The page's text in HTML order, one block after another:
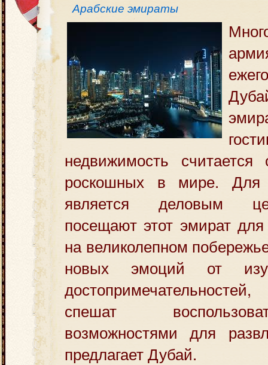
Арабские эмираты
недвижимость
роскошных в мире. Для
является деловым
посещают этот эмират
на великолепном
новых эмоций от
спешат
возможностями для
предлагает Дубай.